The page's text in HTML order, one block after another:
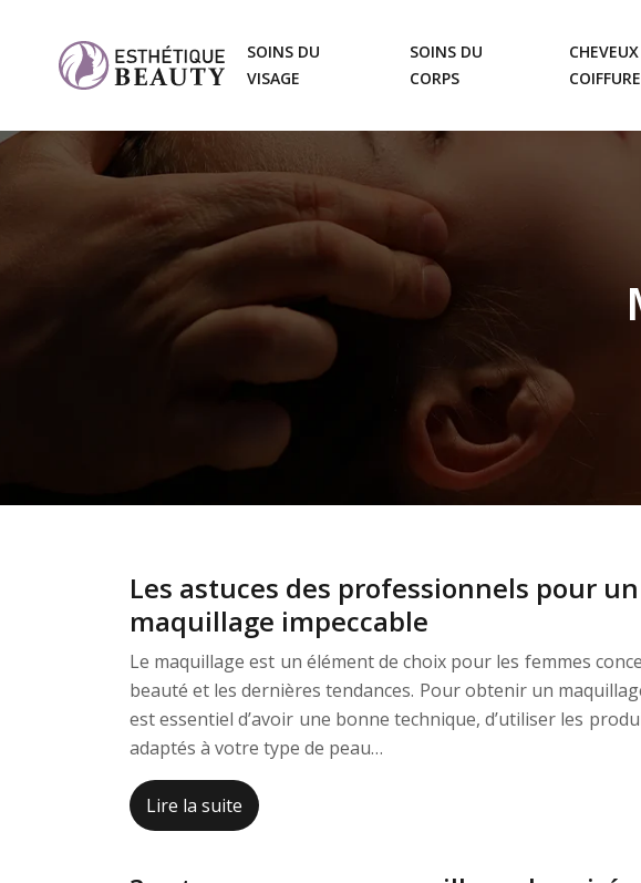
SOINS DU
VISAGE
SOINS DU
CORPS
COIFFURE
Les astuces des professionnels pour un
maquillage impeccable
Le maquillage est un élément de choix pour les femmes
beauté et les dernières tendances. Pour obtenir un
est essentiel d’avoir une bonne technique, d’utiliser les
adaptés à votre type de peau…
Lire la suite